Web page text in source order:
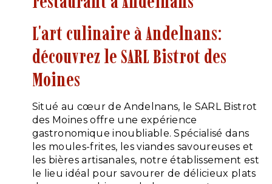
L'art culinaire à Andelnans:
découvrez le SARL Bistrot des
Moines
Situé au cœur de Andelnans, le SARL Bistrot
des Moines offre une expérience
gastronomique inoubliable. Spécialisé dans
les moules-frites, les viandes savoureuses et
les bières artisanales, notre établissement est
le lieu idéal pour savourer de délicieux plats